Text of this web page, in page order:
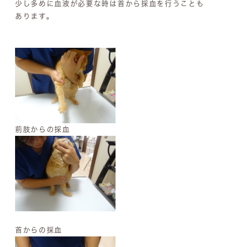
少し多めに血液が必要な時は首から採血を行うことも
あります。
前肢からの採血
首からの採血